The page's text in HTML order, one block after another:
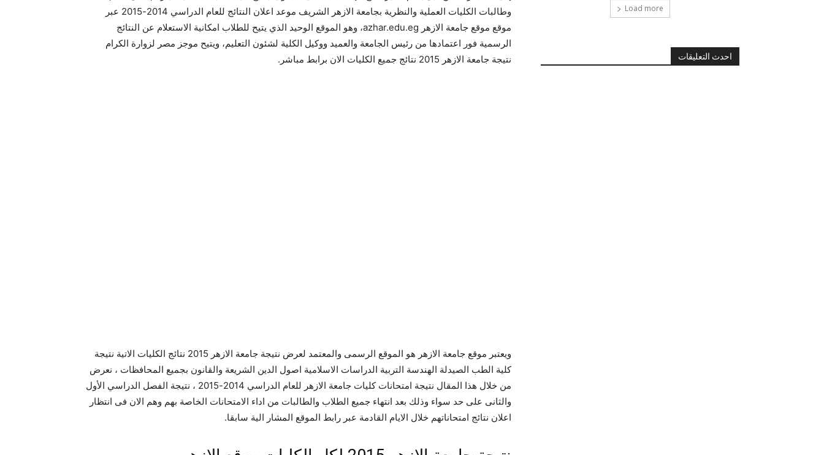
وطالبات الكليات العملية والنظرية بجامعة الازهر الشريف موعد اعلان النتائج للعام الدراسي 2014-2015 عبر
موقع موقع جامعة الازهر azhar.edu.eg، وهو الموقع الوحيد الذي يتيح للطلاب امكانية الاستعلام عن النتائج
الرسمية فور اعتمادها من رئيس الجامعة والعميد ووكيل الكلية لشئون التعليم، ويتيح موجز مصر لزوارة الكرام
نتيجة جامعة الازهر 2015 نتائج جميع الكليات الان برابط مباشر.
ويعتبر موقع جامعة الازهر هو الموقع الرسمى والمعتمد لعرض نتيجة جامعة الازهر 2015 نتائج الكليات الاتية نتيجة
كلية الطب الصيدلة الهندسة التربية الدراسات الاسلامية اصول الدين الشريعة والقانون بجميع المحافظات ، نعرض
من خلال هذا المقال نتيجة امتحانات كليات جامعة الازهر للعام الدراسي 2014-2015 ، نتيجة الفصل الدراسي الأول
والثانى على حد سواء وذلك بعد انتهاء جميع الطلاب والطالبات من اداء الامتحانات الخاصة بهم وهم الان فى انتظار
اعلان نتائج امتحاناتهم خلال الايام القادمة عبر رابط الموقع المشار الية سابقا.
Load more
احدث التعليقات